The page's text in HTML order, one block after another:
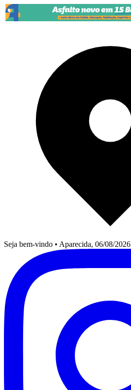
Pular para o conteúdo
Seja bem-vindo • Aparecida, 06/08/2026